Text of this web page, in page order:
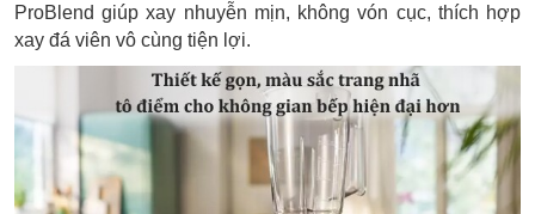
ProBlend giúp xay nhuyễn mịn, không vón cục, thích hợp
xay đá viên vô cùng tiện lợi.